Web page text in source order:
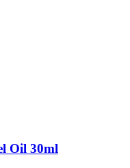
Oil 30ml